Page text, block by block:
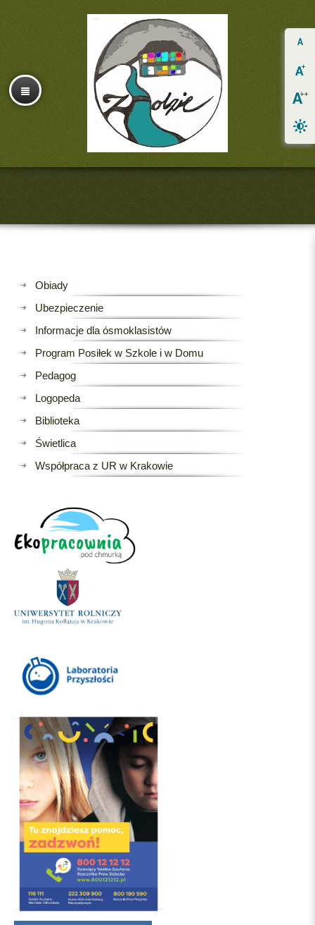
Obiady
Ubezpieczenie
Informacje dla ósmoklasistów
Program Posiłek w Szkole i w Domu
Pedagog
Logopeda
Biblioteka
Świetlica
Współpraca z UR w Krakowie